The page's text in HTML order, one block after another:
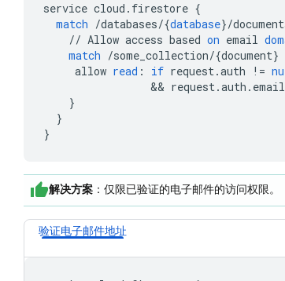
service cloud . firestore {
match /databases/{database}/
// Allow access based on email
match /some_collection/{document}
allow read : if request.auth !=
&& request.auth . email
}
}
}
解决方案 ：仅限已验证的电子邮件的访问权限。
验证电子邮件地址